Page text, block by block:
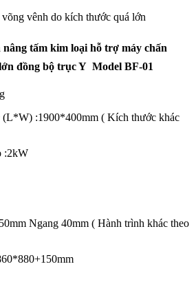
vênh do kích thước quá lớn
tấm kim loại hỗ trợ máy chấn
đồng bộ trục Y Model BF-01
(L*W) :1900*400mm ( Kích thước khác
:2kW
Ngang 40mm ( Hành trình khác theo